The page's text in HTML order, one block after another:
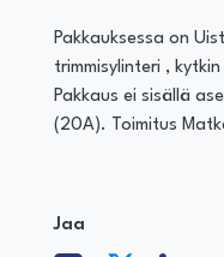
Pakkauksessa on
trimmisylinteri ,
Pakkaus ei sisällä
(20A). Toimitus
Jaa